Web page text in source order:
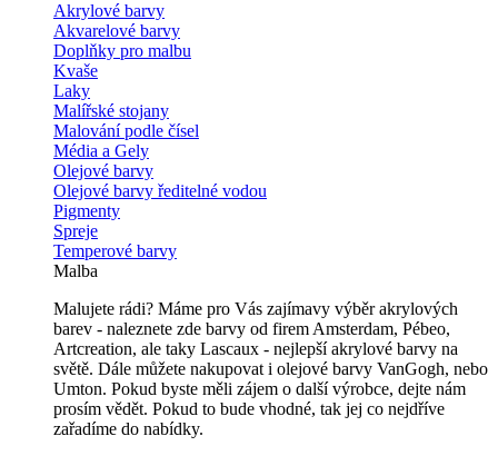
Akrylové barvy
Akvarelové barvy
Doplňky pro malbu
Kvaše
Laky
Malířské stojany
Malování podle čísel
Média a Gely
Olejové barvy
Olejové barvy ředitelné vodou
Pigmenty
Spreje
Temperové barvy
Malba
Malujete rádi? Máme pro Vás zajímavy výběr akrylových
barev - naleznete zde barvy od firem Amsterdam, Pébeo,
Artcreation, ale taky Lascaux - nejlepší akrylové barvy na
světě. Dále můžete nakupovat i olejové barvy VanGogh, nebo
Umton. Pokud byste měli zájem o další výrobce, dejte nám
prosím vědět. Pokud to bude vhodné, tak jej co nejdříve
zařadíme do nabídky.